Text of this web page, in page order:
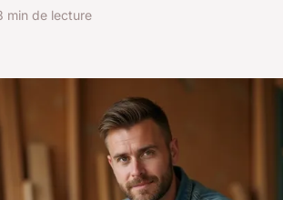
min de lecture